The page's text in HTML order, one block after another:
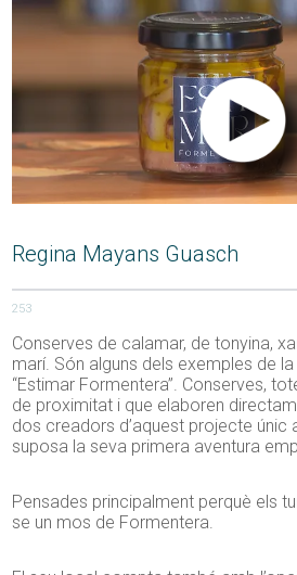
Regina Mayans Guasch
253
Conserves de calamar, de tonyina,
marí. Són alguns dels exemples de
“Estimar Formentera”. Conserves,
de proximitat i que elaboren
dos creadors d’aquest projecte únic
suposa la seva primera aventura
Pensades principalment perquè els
se un mos de Formentera.